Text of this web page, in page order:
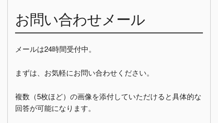
お問い合わせメール
メールは24時間受付中。
まずは、お気軽にお問い合わせください。
複数（5枚ほど）の画像を添付していただけると具体的な
回答が可能になります。